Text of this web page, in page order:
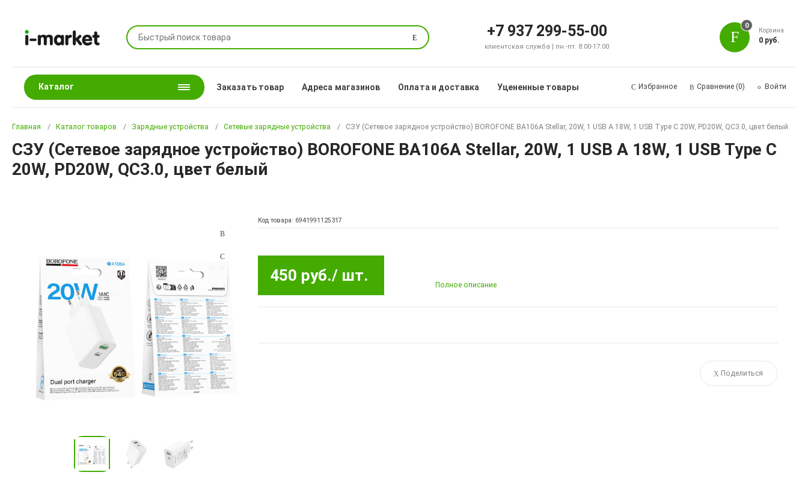
Поиск +7 937 299-55-00
клиентская служба | пн.-пт. 8:00-17:00
0
Корзина
0 руб.
Каталог Заказать товар Адреса магазинов Оплата и доставка Уцененные товары Избранное Сравнение (0) Войти
Главная Каталог товаров Зарядные устройства Сетевые зарядные устройства СЗУ (Сетевое зарядное устройство) BOROFONE BA106A Stellar, 20W, 1 USB A 18W, 1 USB Type C 20W, PD20W, QC3.0, цвет белый
СЗУ (Сетевое зарядное устройство) BOROFONE BA106A Stellar, 20W, 1 USB A 18W, 1 USB Type C
20W, PD20W, QC3.0, цвет белый
Код товара: 6941991125317
450 руб./ шт.
Полное описание
Поделиться